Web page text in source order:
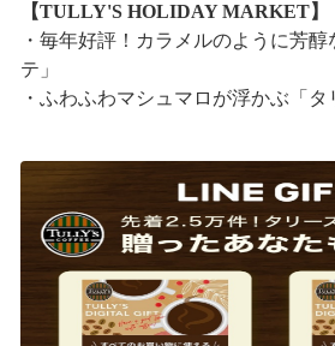
【TULLY'S HOLIDAY MARKET】
・毎年好評！カラメルのように芳
テ」
・ふわふわマシュマロが浮かぶ「
特別なドリンクと一緒に、クリス
ださい。